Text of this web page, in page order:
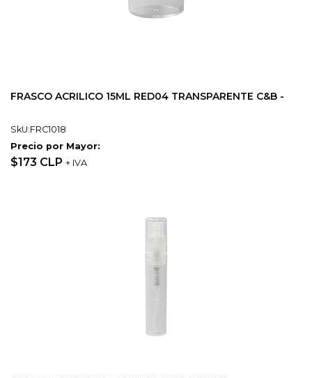
FRASCO ACRILICO 15ML RED04 TRANSPARENTE C&B -
SkU:FRC1018
Precio por Mayor:
$173 CLP + IVA